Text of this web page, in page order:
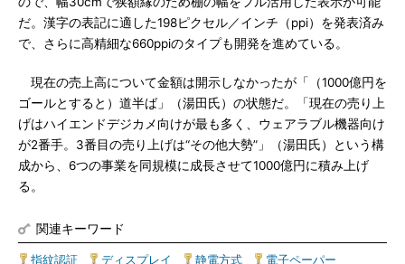
だ。漢字の表記に適した198ピクセル／インチ（ppi）を発表済み
で、さらに高精細な660ppiのタイプも開発を進めている。
現在の売上高について金額は開示しなかったが「（1000億円を
ゴールとすると）道半ば」（湯田氏）の状態だ。「現在の売り上
げはハイエンドデジカメ向けが最も多く、ウェアラブル機器向け
が2番手。3番目の売り上げは“その他大勢”」（湯田氏）という構
成から、6つの事業を同規模に成長させて1000億円に積み上げ
る。
関連キーワード
指紋認証 ディスプレイ 静電方式 電子ペーパー